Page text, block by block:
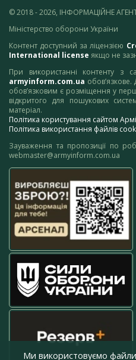
© 2018 - 2026, ІНФОРМАЦІЙНЕ
Міністерство оборони України
Контент доступний за ліцензією
International license якщо не
При використанні контенту з
armyinform.com.ua обов’язкове.
обов’язковим є розміщення у
відкритого для пошукових
матеріал.
Політика користування сайтом
Політика використання файлів
Зауваження та пропозиції по
webmaster@armyinform.com.ua
Ми використовуємо